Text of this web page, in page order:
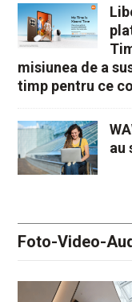
misiunea de a
timp pentru ce
au
Foto-Video-